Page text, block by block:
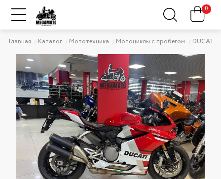
0
Главная Каталог Мототехника Мотоциклы с пробегом DUCATI